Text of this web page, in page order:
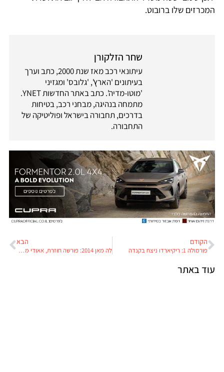
המכרזים שלו ברובוט.
שחר הזלקורן
עיתונאי רכב מאז שנת 2000, כתב וערך
בעיתונים 'הארץ', 'גלובס' ומגזיני
'מוטו-מדיה'. כתב באתר החדשות YNET.
מתמחה בנהיגה, מבחני רכב, בטיחות
בדרכים, תחבורה בישראל ופוליטיקה של
התחבורה.
הקודם
פורמולה 1: ריקיארדו ניצח בקנדה
הבא
לה מאן 2014: פורשה חוזרת, אאודי מברכת
עוד באתר